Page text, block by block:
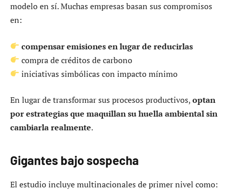
modelo en sí. Muchas empresas basan sus compromisos
en:
compensar emisiones en lugar de reducirlas
compra de créditos de carbono
iniciativas simbólicas con impacto mínimo
En lugar de transformar sus procesos productivos,optan
por estrategias que maquillan su huella ambiental sin
cambiarla realmente.
Gigantes bajo sospecha
El estudio incluye multinacionales de primer nivel como: